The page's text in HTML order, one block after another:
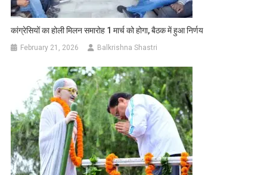
कांग्रेसियों का होली मिलन समारोह 1 मार्च को होगा, बैठक में हुआ निर्णय
February 21, 2026 Balkrishna Shastri